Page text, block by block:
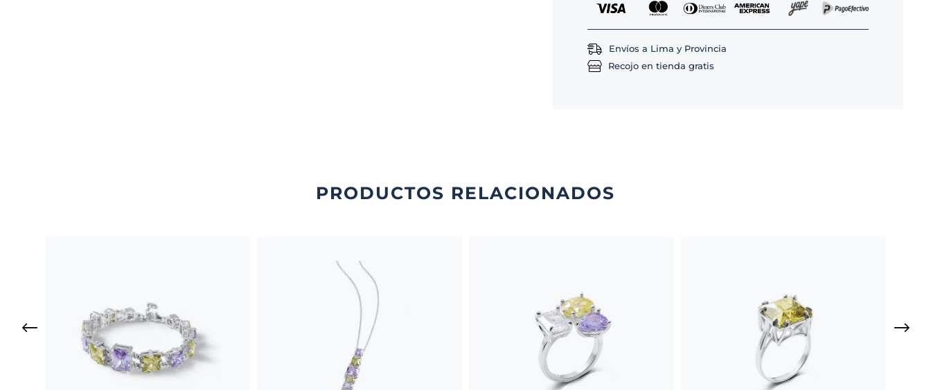
Envíos a Lima y Provincia
Recojo en tienda gratis
PRODUCTOS RELACIONADOS